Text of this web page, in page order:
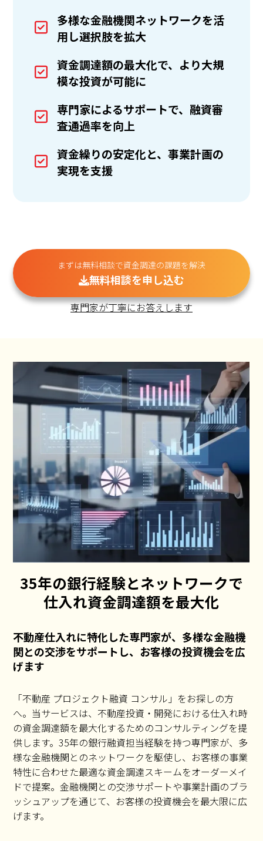
多様な金融機関ネットワークを活
用し選択肢を拡大
資金調達額の最大化で、より大規
模な投資が可能に
専門家によるサポートで、融資審
査通過率を向上
資金繰りの安定化と、事業計画の
実現を支援
まずは無料相談で資金調達の課題を解決
無料相談を申し込む
専門家が丁寧にお答えします
35年の銀行経験とネットワークで
仕入れ資金調達額を最大化
不動産仕入れに特化した専門家が、多様な金融機
関との交渉をサポートし、お客様の投資機会を広
げます
「不動産 プロジェクト融資 コンサル」をお探しの方
へ。当サービスは、不動産投資・開発における仕入れ時
の資金調達額を最大化するためのコンサルティングを提
供します。35年の銀行融資担当経験を持つ専門家が、多
様な金融機関とのネットワークを駆使し、お客様の事業
特性に合わせた最適な資金調達スキームをオーダーメイ
ドで提案。金融機関との交渉サポートや事業計画のブラ
ッシュアップを通じて、お客様の投資機会を最大限に広
げます。